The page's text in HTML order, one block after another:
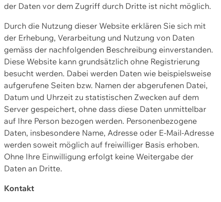
der Daten vor dem Zugriff durch Dritte ist nicht möglich.
Durch die Nutzung dieser Website erklären Sie sich mit
der Erhebung, Verarbeitung und Nutzung von Daten
gemäss der nachfolgenden Beschreibung einverstanden.
Diese Website kann grundsätzlich ohne Registrierung
besucht werden. Dabei werden Daten wie beispielsweise
aufgerufene Seiten bzw. Namen der abgerufenen Datei,
Datum und Uhrzeit zu statistischen Zwecken auf dem
Server gespeichert, ohne dass diese Daten unmittelbar
auf Ihre Person bezogen werden. Personenbezogene
Daten, insbesondere Name, Adresse oder E-Mail-Adresse
werden soweit möglich auf freiwilliger Basis erhoben.
Ohne Ihre Einwilligung erfolgt keine Weitergabe der
Daten an Dritte.
Kontakt